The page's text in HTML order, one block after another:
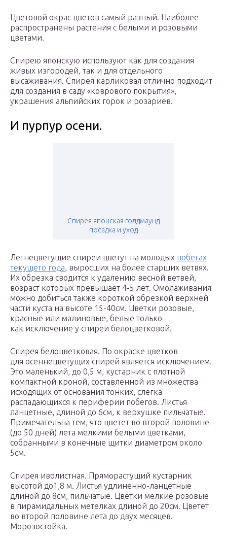
Цветовой окрас цветов самый разный. Наиболее
распространены растения с белыми и розовыми
цветами.
Спирею японскую используют как для создания
живых изгородей, так и для отдельного
высаживания. Спирея карликовая отлично подходит
для создания в саду «коврового покрытия»,
украшения альпийских горок и розариев.
И пурпур осени.
Спирея японская голдмаунд
посадка и уход
Летнецветущие спиреи цветут на молодых побегах
текущего года, выросших на более старших ветвях.
Их обрезка сводится к удалению весной ветвей,
возраст которых превышает 4-5 лет. Омолаживания
можно добиться также короткой обрезкой верхней
части куста на высоте 15-40см. Цветки розовые,
красные или малиновые, белые только
как исключение у спиреи белоцветковой.
Спирея белоцветковая. По окраске цветков
для осеннецветущих спирей является исключением.
Это маленький, до 0,5 м, кустарник с плотной
компактной кроной, составленной из множества
исходящих от основания тонких, слегка
распадающихся к периферии побегов. Листья
ланцетные, длиной до 6см, к верхушке пильчатые.
Примечательна тем, что цветет во второй половине
(до 50 дней) лета мелкими белыми цветками,
собранными в конечные щитки диаметром около
5см.
Спирея иволистная. Пряморастущий кустарник
высотой до1,8 м. Листья удлиненно-ланцетные
длиной до 8см, пильчатые. Цветки мелкие розовые
в пирамидальных метелках длиной до 20см. Цветет
во второй половине лета до двух месяцев.
Морозостойка.